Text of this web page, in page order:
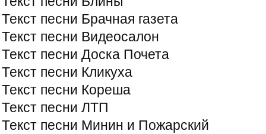
Текст песни Брачная газета
Текст песни Видеосалон
Текст песни Доска Почета
Текст песни Кликуха
Текст песни Кореша
Текст песни ЛТП
Текст песни Минин и Пожарский